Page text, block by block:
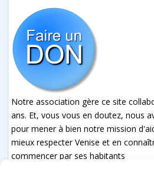
Notre association gère ce site
ans. Et, vous vous en doutez, nous
pour mener à bien notre mission
mieux respecter Venise et en
commencer par ses habitants